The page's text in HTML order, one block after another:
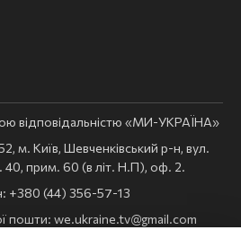
відповідальністю «МИ-УКРАЇНА»
м. Київ, Шевченківський р-н, вул.
40, прим. 60 (в літ. Н.П), оф. 2.
+380 (44) 356-57-13
пошти: we.ukraine.tv@gmail.com